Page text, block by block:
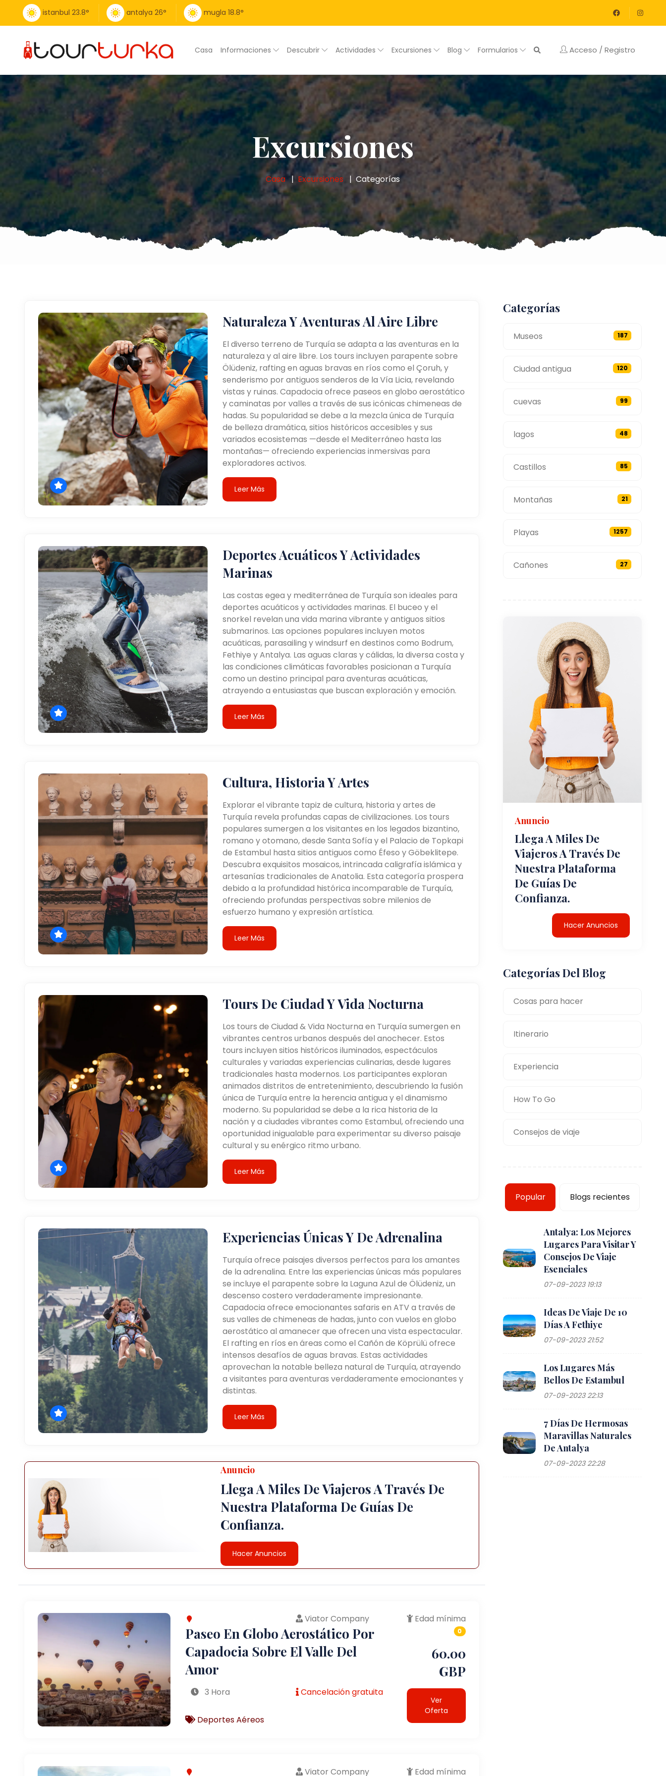
istanbul 23.8° antalya 26° mugla 18.8°
Casa Informaciones Descubrir Actividades Excursiones Blog Formularios Acceso / Registro
Excursiones
Casa Excursiones Categorías
Naturaleza Y Aventuras Al Aire Libre
El diverso terreno de Turquía se adapta a las aventuras en la
naturaleza y al aire libre. Los tours incluyen parapente sobre
Ölüdeniz, rafting en aguas bravas en ríos como el Çoruh, y
senderismo por antiguos senderos de la Vía Licia, revelando
vistas y ruinas. Capadocia ofrece paseos en globo aerostático
y caminatas por valles a través de sus icónicas chimeneas de
hadas. Su popularidad se debe a la mezcla única de Turquía
de belleza dramática, sitios históricos accesibles y sus
variados ecosistemas —desde el Mediterráneo hasta las
montañas— ofreciendo experiencias inmersivas para
exploradores activos.
Leer Más
Deportes Acuáticos Y Actividades
Marinas
Las costas egea y mediterránea de Turquía son ideales para
deportes acuáticos y actividades marinas. El buceo y el
snorkel revelan una vida marina vibrante y antiguos sitios
submarinos. Las opciones populares incluyen motos
acuáticas, parasailing y windsurf en destinos como Bodrum,
Fethiye y Antalya. Las aguas claras y cálidas, la diversa costa y
las condiciones climáticas favorables posicionan a Turquía
como un destino principal para aventuras acuáticas,
atrayendo a entusiastas que buscan exploración y emoción.
Leer Más
Cultura, Historia Y Artes
Explorar el vibrante tapiz de cultura, historia y artes de
Turquía revela profundas capas de civilizaciones. Los tours
populares sumergen a los visitantes en los legados bizantino,
romano y otomano, desde Santa Sofía y el Palacio de Topkapi
de Estambul hasta sitios antiguos como Éfeso y Göbeklitepe.
Descubra exquisitos mosaicos, intrincada caligrafía islámica y
artesanías tradicionales de Anatolia. Esta categoría prospera
debido a la profundidad histórica incomparable de Turquía,
ofreciendo profundas perspectivas sobre milenios de
esfuerzo humano y expresión artística.
Leer Más
Tours De Ciudad Y Vida Nocturna
Los tours de Ciudad & Vida Nocturna en Turquía sumergen en
vibrantes centros urbanos después del anochecer. Estos
tours incluyen sitios históricos iluminados, espectáculos
culturales y variadas experiencias culinarias, desde lugares
tradicionales hasta modernos. Los participantes exploran
animados distritos de entretenimiento, descubriendo la fusión
única de Turquía entre la herencia antigua y el dinamismo
moderno. Su popularidad se debe a la rica historia de la
nación y a ciudades vibrantes como Estambul, ofreciendo una
oportunidad inigualable para experimentar su diverso paisaje
cultural y su enérgico ritmo urbano.
Leer Más
Experiencias Únicas Y De Adrenalina
Turquía ofrece paisajes diversos perfectos para los amantes
de la adrenalina. Entre las experiencias únicas más populares
se incluye el parapente sobre la Laguna Azul de Ölüdeniz, un
descenso costero verdaderamente impresionante.
Capadocia ofrece emocionantes safaris en ATV a través de
sus valles de chimeneas de hadas, junto con vuelos en globo
aerostático al amanecer que ofrecen una vista espectacular.
El rafting en ríos en áreas como el Cañón de Köprülü ofrece
intensos desafíos de aguas bravas. Estas actividades
aprovechan la notable belleza natural de Turquía, atrayendo
a visitantes para aventuras verdaderamente emocionantes y
distintas.
Leer Más
Anuncio
Llega A Miles De Viajeros A Través De
Nuestra Plataforma De Guías De
Confianza.
Hacer Anuncios
Viator Company
Paseo En Globo Aerostático Por
Capadocia Sobre El Valle Del
Amor
3 Hora Cancelación gratuita
Deportes Aéreos
Edad mínima
0
60.00
GBP
Ver
Oferta
Viator Company Edad mínima
Categorías
Museos 187
Ciudad antigua 120
cuevas 99
lagos 48
Castillos 85
Montañas 21
Playas 1257
Cañones 27
Anuncio
Llega A Miles De
Viajeros A Través De
Nuestra Plataforma
De Guías De
Confianza.
Hacer Anuncios
Categorías Del Blog
Cosas para hacer
Itinerario
Experiencia
How To Go
Consejos de viaje
Popular Blogs recientes
Antalya: Los Mejores
Lugares Para Visitar Y
Consejos De Viaje
Esenciales
07-09-2023 19:13
Ideas De Viaje De 10
Días A Fethiye
07-09-2023 21:52
Los Lugares Más
Bellos De Estambul
07-09-2023 22:13
7 Días De Hermosas
Maravillas Naturales
De Antalya
07-09-2023 22:28